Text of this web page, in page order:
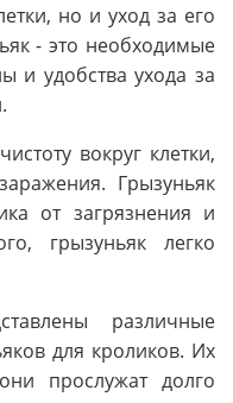
но и уход за его
- это необходимые
и удобства ухода за
вокруг клетки,
Грызуньяк
от загрязнения и
грызуньяк легко
различные
для кроликов. Их
прослужат долго